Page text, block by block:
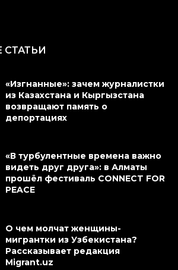
«Изгнанные»: зачем журналистки
из Казахстана и Кыргызстана
возвращают память о
депортациях
«В турбулентные времена важно
видеть друг друга»: в Алматы
прошёл фестиваль CONNECT FOR
PEACE
О чем молчат женщины-
мигрантки из Узбекистана?
Рассказывает редакция
Migrant.uz